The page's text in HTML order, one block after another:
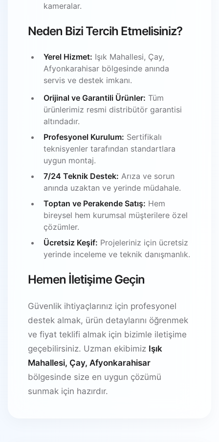
kameralar.
Neden Bizi Tercih Etmelisiniz?
Yerel Hizmet: Işık Mahallesi, Çay,
Afyonkarahisar bölgesinde anında
servis ve destek imkanı.
Orijinal ve Garantili Ürünler: Tüm
ürünlerimiz resmi distribütör garantisi
altındadır.
Profesyonel Kurulum: Sertifikalı
teknisyenler tarafından standartlara
uygun montaj.
7/24 Teknik Destek: Arıza ve sorun
anında uzaktan ve yerinde müdahale.
Toptan ve Perakende Satış: Hem
bireysel hem kurumsal müşterilere özel
çözümler.
Ücretsiz Keşif: Projeleriniz için ücretsiz
yerinde inceleme ve teknik danışmanlık.
Hemen İletişime Geçin
Güvenlik ihtiyaçlarınız için profesyonel
destek almak, ürün detaylarını öğrenmek
ve fiyat teklifi almak için bizimle iletişime
geçebilirsiniz. Uzman ekibimiz Işık
Mahallesi, Çay, Afyonkarahisar
bölgesinde size en uygun çözümü
sunmak için hazırdır.